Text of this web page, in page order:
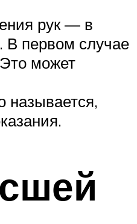
рук — в
В первом случае
может
называется,